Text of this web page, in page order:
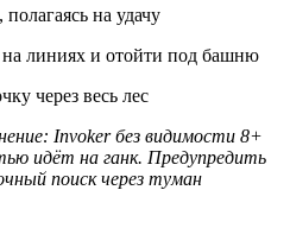
на удачу
линиях и отойти под башню
через весь лес
Invoker без видимости 8+
идёт на ганк. Предупредить
поиск через туман